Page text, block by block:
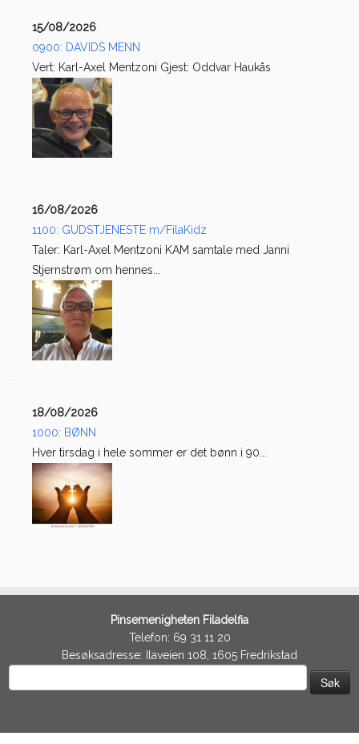
15/08/2026
0900: DAVIDS MENN
Vert: Karl-Axel Mentzoni Gjest: Oddvar Haukås
16/08/2026
1100: GUDSTJENESTE m/FilaKidz
Taler: Karl-Axel Mentzoni KAM samtale med Janni
Stjernstrøm om hennes...
18/08/2026
1000: BØNN
Hver tirsdag i hele sommer er det bønn i 90...
Pinsemenigheten Filadelfia
Telefon: 69 31 11 20
Besøksadresse: Ilaveien 108, 1605 Fredrikstad
etter: